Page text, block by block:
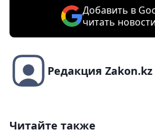
Добавить в
читать
Редакция Zakon.kz
Читайте также